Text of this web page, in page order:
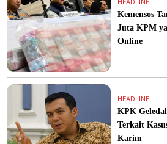
HEADLINE
Kemensos
Juta KPM
Online
HEADLINE
KPK
Terkait
Karim